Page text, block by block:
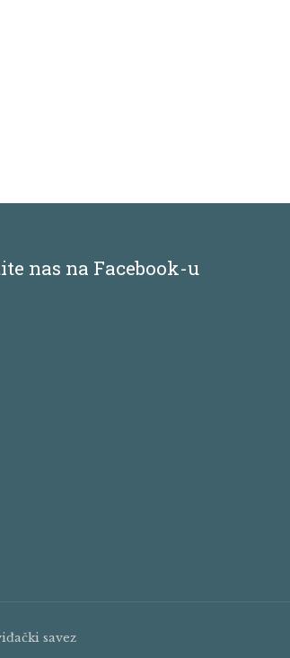
nas na Facebook-u
savez